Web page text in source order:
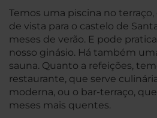
Temos uma piscina no
de vista para o castelo de
meses de verão. E pode
nosso ginásio. Há também
sauna. Quanto a refeições,
restaurante, que serve
moderna, ou o bar-terraço,
meses mais quentes.